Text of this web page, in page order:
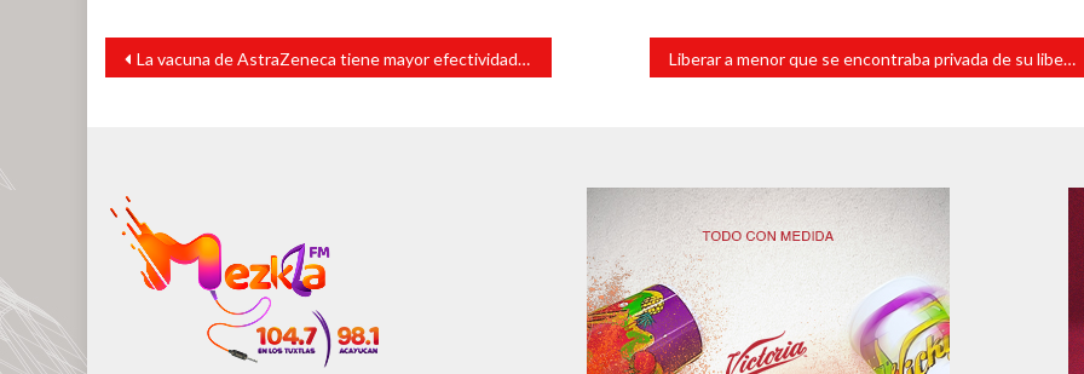
Navegación
entradas
La vacuna de AstraZeneca tiene mayor efectividad en los mexicanos, según el INSP Liberar a menor que se encontraba privada de su libertad